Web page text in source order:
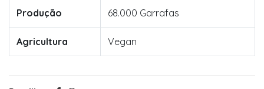
Produção 68.000 Garrafas
Agricultura Vegan